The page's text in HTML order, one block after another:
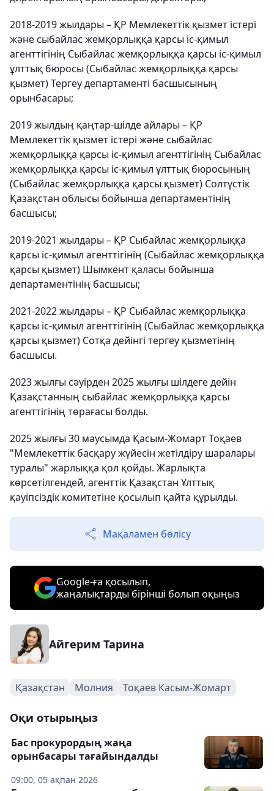
2018-2019 жылдары – ҚР Мемлекеттік қызмет істері
және сыбайлас жемқорлыққа қарсы іс-қимыл
агенттігінің Сыбайлас жемқорлыққа қарсы іс-қимыл
ұлттық бюросы (Сыбайлас жемқорлыққа қарсы
қызмет) Тергеу департаменті басшысының
орынбасары;
2019 жылдың қаңтар-шілде айлары – ҚР
Мемлекеттік қызмет істері және сыбайлас
жемқорлыққа қарсы іс-қимыл агенттігінің Сыбайлас
жемқорлыққа қарсы іс-қимыл ұлттық бюросының
(Сыбайлас жемқорлыққа қарсы қызмет) Солтүстік
Қазақстан облысы бойынша департаментінің
басшысы;
2019-2021 жылдары – ҚР Сыбайлас жемқорлыққа
қарсы іс-қимыл агенттігінің (Сыбайлас жемқорлыққа
қарсы қызмет) Шымкент қаласы бойынша
департаментінің басшысы;
2021-2022 жылдары – ҚР Сыбайлас жемқорлыққа
қарсы іс-қимыл агенттігінің (Сыбайлас жемқорлыққа
қарсы қызмет) Сотқа дейінгі тергеу қызметінің
басшысы.
2023 жылғы сәуірден 2025 жылғы шілдеге дейін
Қазақстанның сыбайлас жемқорлыққа қарсы
агенттігінің төрағасы болды.
2025 жылғы 30 маусымда Қасым-Жомарт Тоқаев
"Мемлекеттік басқару жүйесін жетілдіру шаралары
туралы" жарлыққа қол қойды. Жарлықта
көрсетілгендей, агенттік Қазақстан Ұлттық
қауіпсіздік комитетіне қосылып қайта құрылды.
Мақаламен бөлісу
Google-ға қосылып,
жаңалықтарды бірінші болып оқыңыз
Айгерим Тарина
Қазақстан Молния Тоқаев Касым-Жомарт
Оқи отырыңыз
09:00, 05 ақпан 2026
Бас прокурордың жаңа
орынбасары тағайындалды